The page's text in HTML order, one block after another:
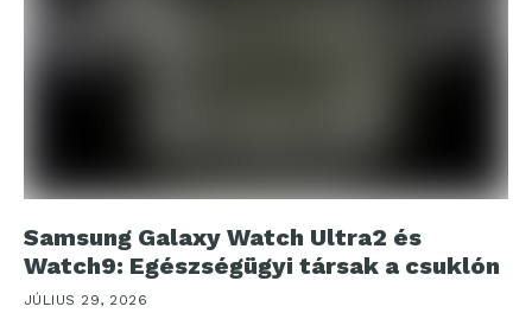
Samsung Galaxy Watch Ultra2 és
Watch9: Egészségügyi társak a csuklón
JÚLIUS 29, 2026